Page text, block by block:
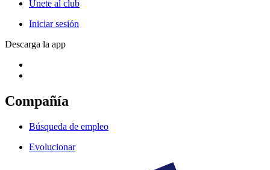
Únete al club
Iniciar sesión
Descarga la app
Compañía
Búsqueda de empleo
Evolucionar